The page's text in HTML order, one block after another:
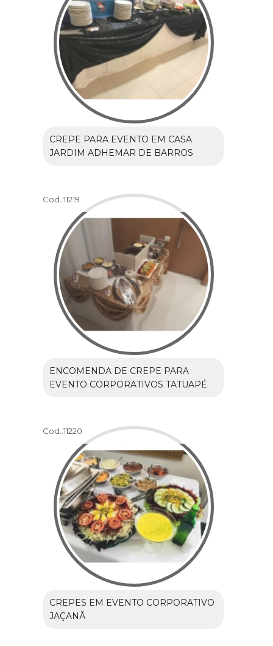
CREPE PARA EVENTO EM CASA
JARDIM ADHEMAR DE BARROS
Cod.:11219
ENCOMENDA DE CREPE PARA
EVENTO CORPORATIVOS TATUAPÉ
Cod.:11220
CREPES EM EVENTO CORPORATIVO
JAÇANÃ